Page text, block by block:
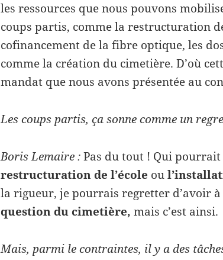
les ressources que nous pouvons
coups partis, comme la restructuration
cofinancement de la fibre optique, les
comme la création du cimetière. D’où
mandat que nous avons présentée au
Les coups partis, ça sonne comme un
Boris Lemaire :Pas du tout ! Qui
restructuration de l’école ou
la rigueur, je pourrais regretter d’avoir
question du cimetière, mais c’est ainsi.
Mais, parmi le contraintes, il y a des